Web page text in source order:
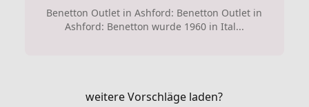
Benetton Outlet in Ashford: Benetton Outlet in
Ashford: Benetton wurde 1960 in Ital...
weitere Vorschläge laden?